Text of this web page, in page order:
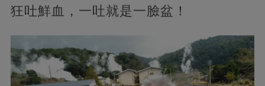
狂吐鮮血，一吐就是一臉盆！